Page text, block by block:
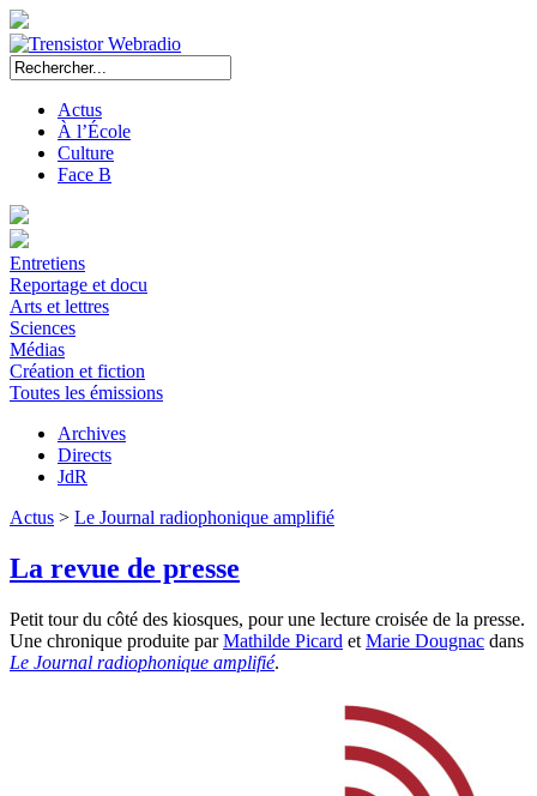
Actus
À l’École
Culture
Face B
Entretiens
Reportage et docu
Arts et lettres
Sciences
Médias
Création et fiction
Toutes les émissions
Archives
Directs
JdR
Actus > Le Journal radiophonique amplifié
La revue de presse
Petit tour du côté des kiosques, pour une lecture croisée de la presse.
Une chronique produite parMathilde Picard et Marie Dougnac dans
Le Journal radiophonique amplifié.